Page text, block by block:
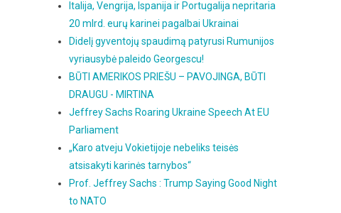
Italija, Vengrija, Ispanija ir Portugalija nepritaria
20 mlrd. eurų karinei pagalbai Ukrainai
Didelį gyventojų spaudimą patyrusi Rumunijos
vyriausybė paleido Georgescu!
BŪTI AMERIKOS PRIEŠU – PAVOJINGA, BŪTI
DRAUGU - MIRTINA
Jeffrey Sachs Roaring Ukraine Speech At EU
Parliament
„Karo atveju Vokietijoje nebeliks teisės
atsisakyti karinės tarnybos“
Prof. Jeffrey Sachs : Trump Saying Good Night
to NATO